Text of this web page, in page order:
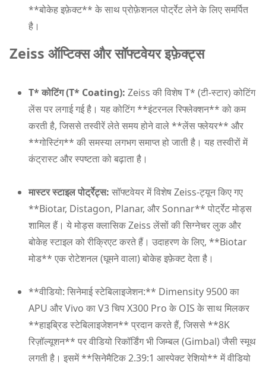
**बोकेह इफ़ेक्ट** के साथ प्रोफ़ेशनल पोर्ट्रेट लेने के लिए समर्पित
है।
Zeiss ऑप्टिक्स और सॉफ्टवेयर इफ़ेक्ट्स
T* कोटिंग (T* Coating): Zeiss की विशेष T* (टी-स्टार) कोटिंग
लेंस पर लगाई गई है। यह कोटिंग **इंटरनल रिफ्लेक्शन** को कम
करती है, जिससे तस्वीरें लेते समय होने वाले **लेंस फ्लेयर** और
**गोस्टिंग** की समस्या लगभग समाप्त हो जाती है। यह तस्वीरों में
कंट्रास्ट और स्पष्टता को बढ़ाता है।
मास्टर स्टाइल पोर्ट्रेट्स: सॉफ्टवेयर में विशेष Zeiss-ट्यून किए गए
**Biotar, Distagon, Planar, और Sonnar** पोर्ट्रेट मोड्स
शामिल हैं। ये मोड्स क्लासिक Zeiss लेंसों की सिग्नेचर लुक और
बोकेह स्टाइल को रीक्रिएट करते हैं। उदाहरण के लिए, **Biotar
मोड** एक रोटेशनल (घूमने वाला) बोकेह इफ़ेक्ट देता है।
**वीडियो: सिनेमाई स्टेबिलाइजेशन:** Dimensity 9500 का
APU और Vivo का V3 चिप X300 Pro के OIS के साथ मिलकर
**हाइब्रिड स्टेबिलाइजेशन** प्रदान करते हैं, जिससे **8K
रिज़ॉल्यूशन** पर वीडियो रिकॉर्डिंग भी जिम्बल (Gimbal) जैसी स्मूथ
लगती है। इसमें **सिनेमैटिक 2.39:1 आस्पेक्ट रेशियो** में वीडियो